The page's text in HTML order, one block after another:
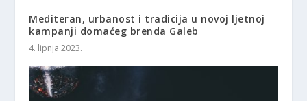
Mediteran, urbanost i tradicija u novoj ljetnoj
kampanji domaćeg brenda Galeb
4. lipnja 2023.